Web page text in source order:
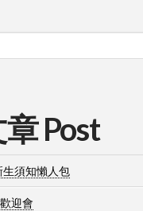
Post
須知懶人包
迎會